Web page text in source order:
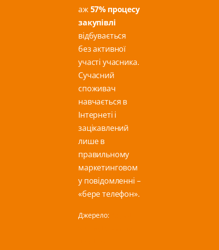
аж57% процесу
закупівлі
відбувається
без активної
участі учасника.
Сучасний
споживач
навчається в
Інтернеті і
зацікавлений
лише в
правильному
маркетинговом
у повідомленні –
«бере телефон».
Джерело: